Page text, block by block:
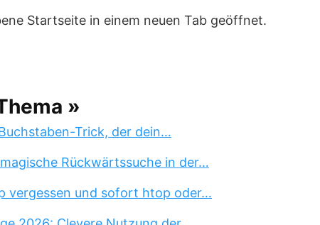
Startseite in einem neuen Tab geöffnet.
»
Trick, der dein…
Rückwärtssuche in der…
vergessen und sofort htop oder…